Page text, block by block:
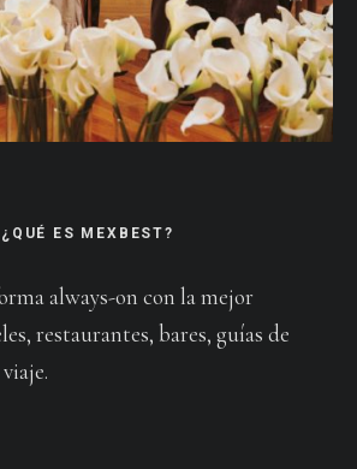
¿QUÉ ES MEXBEST?
always-on con la mejor
restaurantes, bares, guías de